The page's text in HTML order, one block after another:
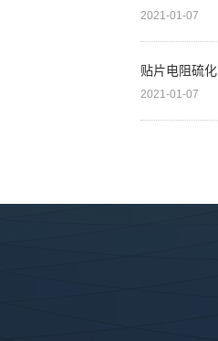
2021-01-07
贴片电阻硫化
2021-01-07